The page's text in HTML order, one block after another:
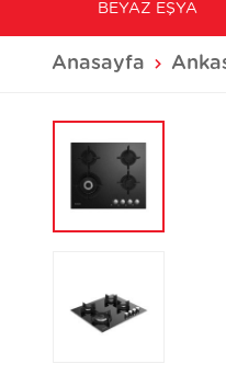
BEYAZ EŞYA
Anasayfa